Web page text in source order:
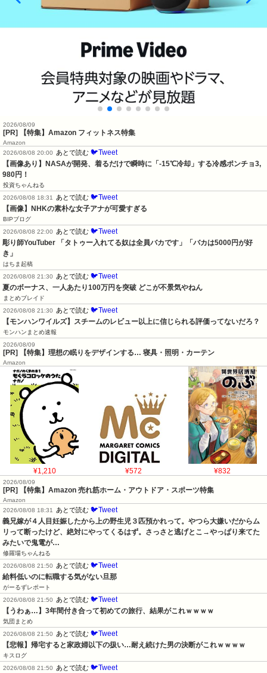
2026/08/09
[PR] 【特集】Amazon フィットネス特集
Amazon
2026/08/08 20:00
あとで読む 🐦Tweet
【画像あり】NASAが開発、着るだけで瞬時に「-15℃冷却」する冷感ポンチョ3,
980円！
投資ちゃんねる
2026/08/08 18:31
あとで読む 🐦Tweet
【画像】NHKの素朴な女子アナが可愛すぎる
BIPブログ
2026/08/08 22:00
あとで読む 🐦Tweet
彫り師YouTuber 「タトゥー入れてる奴は全員バカです」「バカは5000円が好
き」
はちま起稿
2026/08/08 21:30
あとで読む 🐦Tweet
夏のボーナス、一人あたり100万円を突破 どこが不景気やねん
まとめブレイド
2026/08/08 21:30
あとで読む 🐦Tweet
【モンハンワイルズ】スチームのレビュー以上に信じられる評価ってないだろ？
モンハンまとめ速報
2026/08/09
[PR] 【特集】理想の眠りをデザインする… 寝具・照明・カーテン
Amazon
¥1,210 ¥572 ¥832
2026/08/09
[PR] 【特集】Amazon 売れ筋ホーム・アウトドア・スポーツ特集
Amazon
2026/08/08 18:31 あとで読む 🐦Tweet
義兄嫁が４人目妊娠したから上の野生児３匹預かれって。やつら大嫌いだからム
リって断ったけど、絶対にやってくるはず。さっさと逃げとこ→やっぱり来てた
みたいで鬼電が…
修羅場ちゃんねる
2026/08/08 21:50 あとで読む 🐦Tweet
給料低いのに転職する気がない旦那
がーるずレポート
2026/08/08 21:50 あとで読む 🐦Tweet
【うわぁ…】3年間付き合って初めての旅行、結果がこれｗｗｗｗ
気団まとめ
2026/08/08 21:50 あとで読む 🐦Tweet
【悲報】帰宅すると家政婦以下の扱い…耐え続けた男の決断がこれｗｗｗｗ
キスログ
2026/08/08 21:50 あとで読む 🐦Tweet